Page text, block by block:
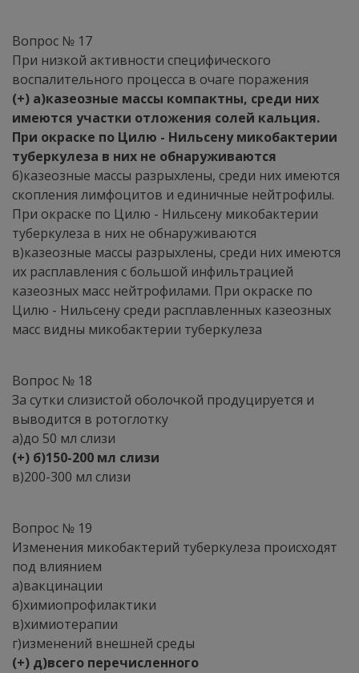
Вопрос № 17
При низкой активности специфического
воспалительного процесса в очаге поражения
(+) а)казеозные массы компактны, среди них
имеются участки отложения солей кальция.
При окраске по Цилю - Нильсену микобактерии
туберкулеза в них не обнаруживаются
б)казеозные массы разрыхлены, среди них имеются
скопления лимфоцитов и единичные нейтрофилы.
При окраске по Цилю - Нильсену микобактерии
туберкулеза в них не обнаруживаются
в)казеозные массы разрыхлены, среди них имеются
их расплавления с большой инфильтрацией
казеозных масс нейтрофилами. При окраске по
Цилю - Нильсену среди расплавленных казеозных
масс видны микобактерии туберкулеза
Вопрос № 18
За сутки слизистой оболочкой продуцируется и
выводится в ротоглотку
а)до 50 мл слизи
(+) б)150-200 мл слизи
в)200-300 мл слизи
Вопрос № 19
Изменения микобактерий туберкулеза происходят
под влиянием
а)вакцинации
б)химиопрофилактики
в)химиотерапии
г)изменений внешней среды
(+) д)всего перечисленного